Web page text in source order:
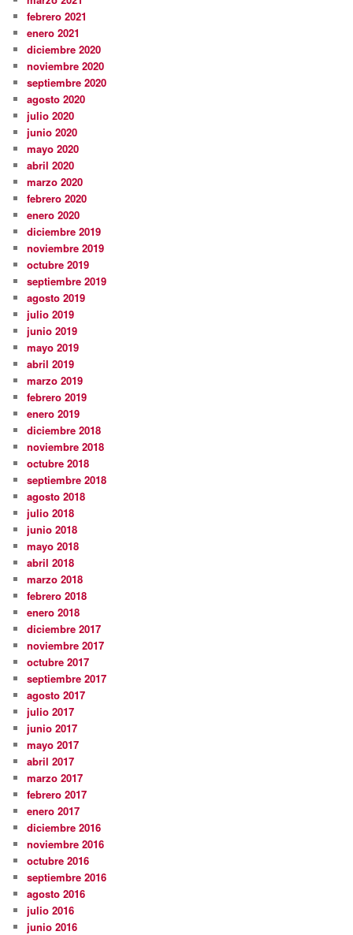
febrero 2021
enero 2021
diciembre 2020
noviembre 2020
septiembre 2020
agosto 2020
julio 2020
junio 2020
mayo 2020
abril 2020
marzo 2020
febrero 2020
enero 2020
diciembre 2019
noviembre 2019
octubre 2019
septiembre 2019
agosto 2019
julio 2019
junio 2019
mayo 2019
abril 2019
marzo 2019
febrero 2019
enero 2019
diciembre 2018
noviembre 2018
octubre 2018
septiembre 2018
agosto 2018
julio 2018
junio 2018
mayo 2018
abril 2018
marzo 2018
febrero 2018
enero 2018
diciembre 2017
noviembre 2017
octubre 2017
septiembre 2017
agosto 2017
julio 2017
junio 2017
mayo 2017
abril 2017
marzo 2017
febrero 2017
enero 2017
diciembre 2016
noviembre 2016
octubre 2016
septiembre 2016
agosto 2016
julio 2016
junio 2016